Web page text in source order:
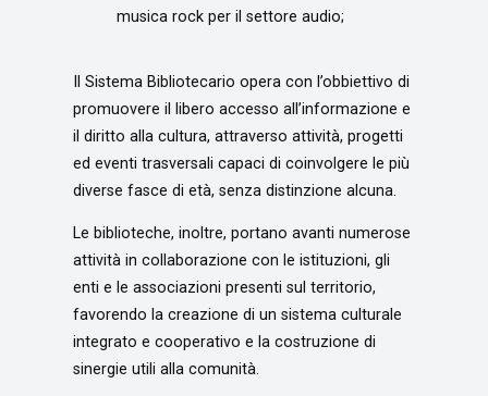
musica rock per il settore audio;
Il Sistema Bibliotecario opera con l’obbiettivo di
promuovere il libero accesso all’informazione e
il diritto alla cultura, attraverso attività, progetti
ed eventi trasversali capaci di coinvolgere le più
diverse fasce di età, senza distinzione alcuna.
Le biblioteche, inoltre, portano avanti numerose
attività in collaborazione con le istituzioni, gli
enti e le associazioni presenti sul territorio,
favorendo la creazione di un sistema culturale
integrato e cooperativo e la costruzione di
sinergie utili alla comunità.